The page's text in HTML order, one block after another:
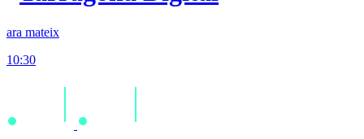
ara mateix
10:30